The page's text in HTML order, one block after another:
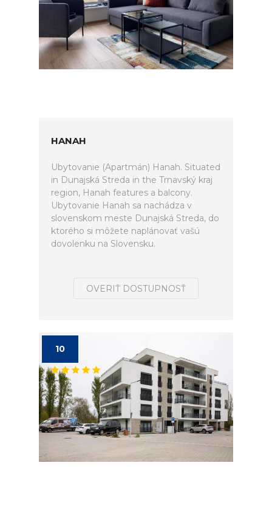
HANAH
Ubytovanie (Apartmán) Hanah. Situated
in Dunajská Streda in the Trnavský kraj
region, Hanah features a balcony.
Ubytovanie Hanah sa nachádza v
slovenskom meste Dunajská Streda, do
ktorého si môžete naplánovať vašú
dovolenku na Slovensku.
OVERIŤ DOSTUPNOSŤ
10